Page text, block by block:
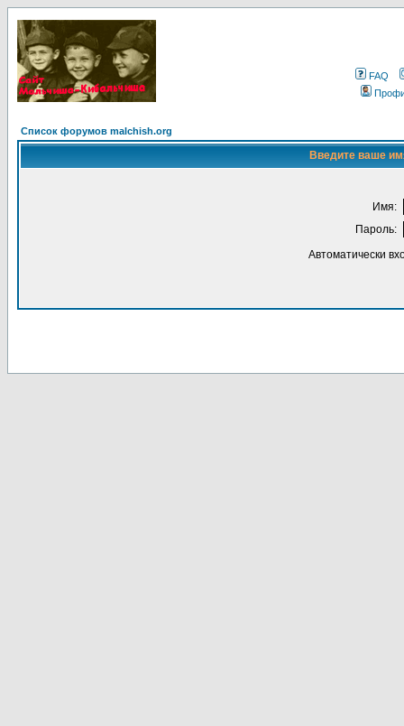
FAQ
Список форумов malchish.org
Введите ваше
Имя:
Пароль:
Автоматически